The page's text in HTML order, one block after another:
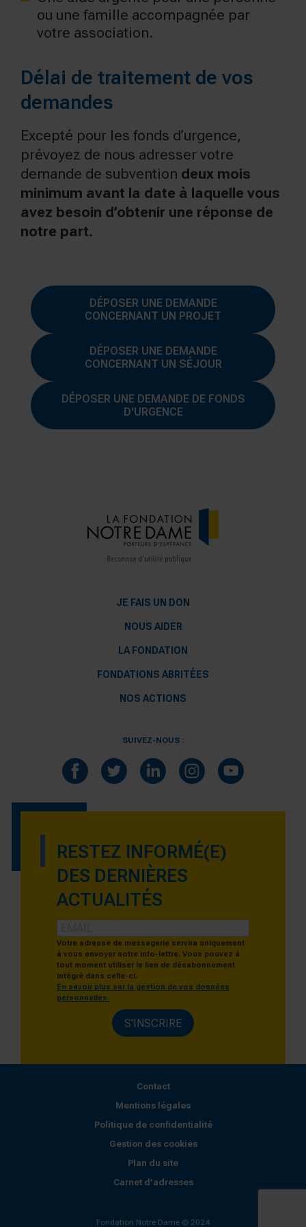
ou une famille accompagnée par
votre association.
Délai de traitement de vos
demandes
Excepté pour les fonds d’urgence,
prévoyez de nous adresser votre
demande de subvention deux mois
minimum avant la date à laquelle vous
avez besoin d’obtenir une réponse de
notre part.
DÉPOSER UNE DEMANDE
CONCERNANT UN PROJET
DÉPOSER UNE DEMANDE
CONCERNANT UN SÉJOUR
DÉPOSER UNE DEMANDE DE FONDS
D'URGENCE
JE FAIS UN DON
NOUS AIDER
LA FONDATION
FONDATIONS ABRITÉES
NOS ACTIONS
SUIVEZ-NOUS :
RESTEZ INFORMÉ(E)
DES DERNIÈRES
ACTUALITÉS
Votre adresse de messagerie servira uniquement
à vous envoyer notre info-lettre. Vous pouvez à
tout moment utiliser le lien de désabonnement
intégré dans celle-ci.
En savoir plus sur la gestion de vos données
personnelles.
S'INSCRIRE
Contact
Mentions légales
Politique de confidentialité
Gestion des cookies
Plan du site
Carnet d’adresses
Fondation Notre Dame © 2024